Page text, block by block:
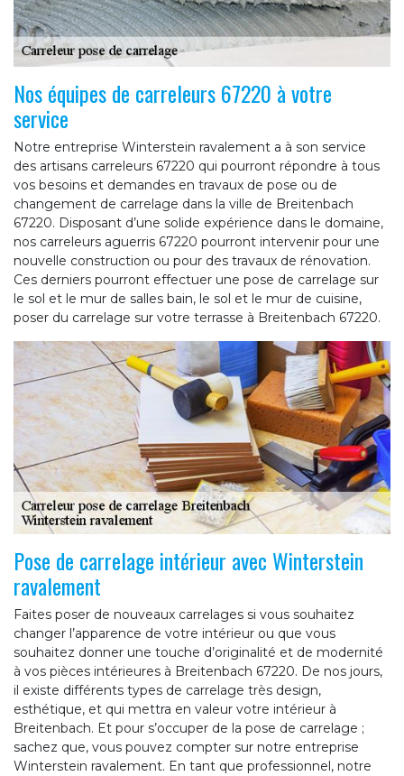
Nos équipes de carreleurs 67220 à votre
service
Notre entreprise Winterstein ravalement a à son service
des artisans carreleurs 67220 qui pourront répondre à tous
vos besoins et demandes en travaux de pose ou de
changement de carrelage dans la ville de Breitenbach
67220. Disposant d’une solide expérience dans le domaine,
nos carreleurs aguerris 67220 pourront intervenir pour une
nouvelle construction ou pour des travaux de rénovation.
Ces derniers pourront effectuer une pose de carrelage sur
le sol et le mur de salles bain, le sol et le mur de cuisine,
poser du carrelage sur votre terrasse à Breitenbach 67220.
Pose de carrelage intérieur avec Winterstein
ravalement
Faites poser de nouveaux carrelages si vous souhaitez
changer l’apparence de votre intérieur ou que vous
souhaitez donner une touche d’originalité et de modernité
à vos pièces intérieures à Breitenbach 67220. De nos jours,
il existe différents types de carrelage très design,
esthétique, et qui mettra en valeur votre intérieur à
Breitenbach. Et pour s’occuper de la pose de carrelage ;
sachez que, vous pouvez compter sur notre entreprise
Winterstein ravalement. En tant que professionnel, notre